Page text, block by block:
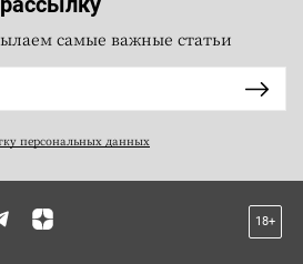
самые важные статьи
персональных данных
18+